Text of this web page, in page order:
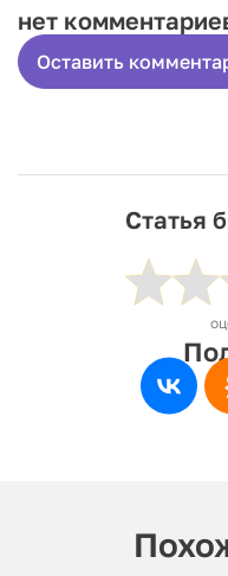
нет
Оставить
Статья